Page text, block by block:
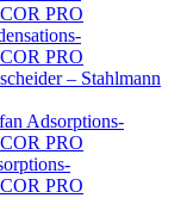
PRO
PRO
– Stahlmann
Adsorptions-
PRO
PRO